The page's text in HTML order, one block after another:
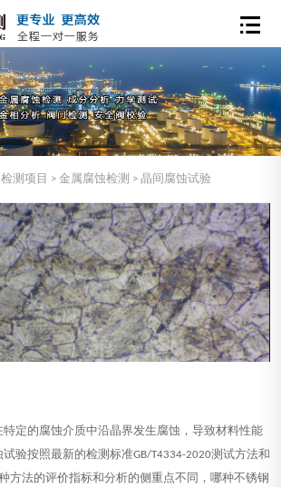
检测项目 > 金属腐蚀检测 > 晶间腐蚀试验
定的腐蚀介质中沿晶界发生腐蚀，导致材料性能
验按照最新的检测标准GB/T4334-2020测试方法和
方法的评价指标和分析的侧重点不同，哪种不锈钢